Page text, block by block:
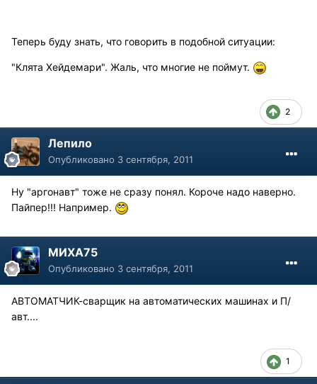
Теперь буду знать, что говорить в подобной ситуации:
"Клята Хейдемари". Жаль, что многие не поймут.
2
Лепило
Опубликовано 3 сентября, 2011
Ну "аргонавт" тоже не сразу понял. Короче надо наверно.
Пайпер!!! Например.
МИХА75
Опубликовано 3 сентября, 2011
АВТОМАТЧИК-сварщик на автоматических машинах и П/
авт....
1